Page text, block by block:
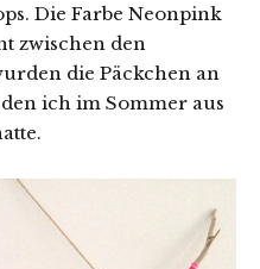
Die Farbe Neonpink
zwischen den
die Päckchen an
ich im Sommer aus